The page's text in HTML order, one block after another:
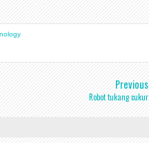
Previous
Robot tukang cukur